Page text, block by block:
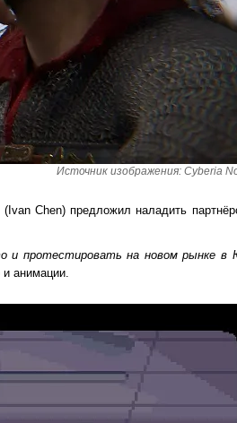
Источник изображения: Cyberia
Chen) предложил наладить
и протестировать на новом рынке в
анимации.